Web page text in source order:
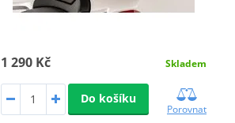
1 290 Kč Skladem
Do košíku
Porovnat